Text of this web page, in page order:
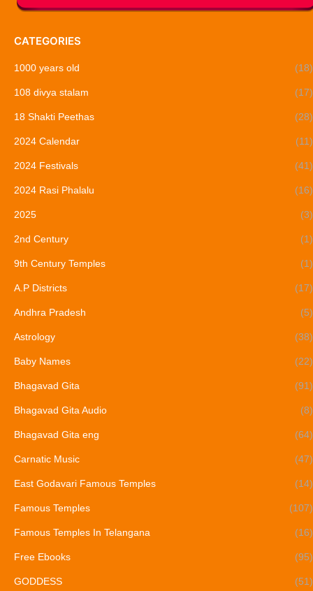
CATEGORIES
1000 years old (18)
108 divya stalam (17)
18 Shakti Peethas (28)
2024 Calendar (11)
2024 Festivals (41)
2024 Rasi Phalalu (16)
2025 (3)
2nd Century (1)
9th Century Temples (1)
A.P Districts (17)
Andhra Pradesh (5)
Astrology (38)
Baby Names (22)
Bhagavad Gita (91)
Bhagavad Gita Audio (8)
Bhagavad Gita eng (64)
Carnatic Music (47)
East Godavari Famous Temples (14)
Famous Temples (107)
Famous Temples In Telangana (16)
Free Ebooks (95)
GODDESS (51)